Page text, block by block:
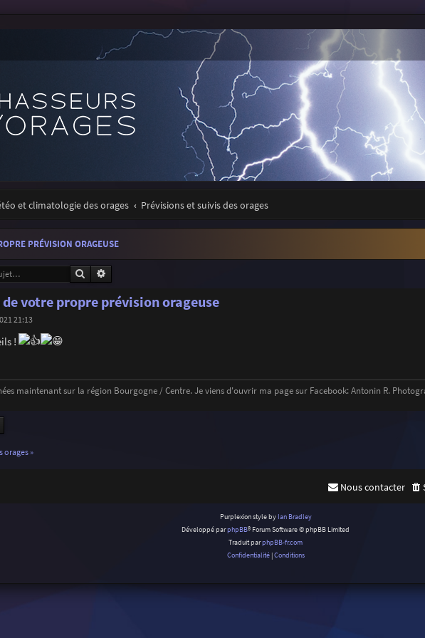
et climatologie des orages Prévisions et suivis des orages
PRÉVISION ORAGEUSE
Rechercher
de votre propre prévision orageuse
21:13
!
maintenant sur la région Bourgogne / Centre. Je viens d'ouvrir ma page sur Facebook: Antonin R.
orages »
Nous contacter
Purplexion style by Ian Bradley
Développé parphpBB® Forum Software © phpBB Limited
Traduit parphpBB-fr.com
Confidentialité|Conditions